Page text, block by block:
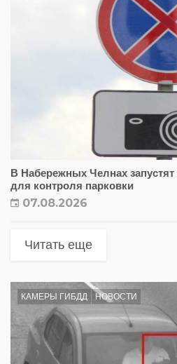
В Набережных Челнах
для контроля парковки
07.08.2026
Читать еще
КАМЕРЫ ГИБДД НОВОСТИ